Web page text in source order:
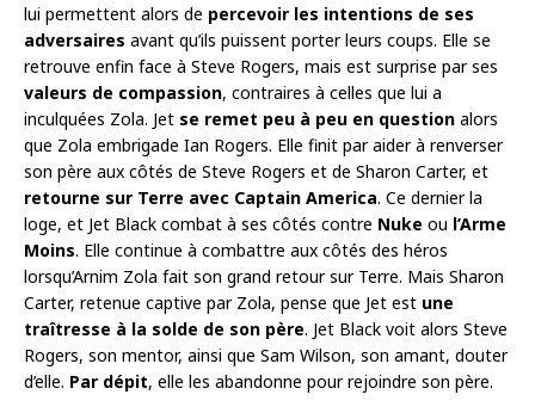
lui permettent alors de percevoir les intentions de ses
adversaires avant qu’ils puissent porter leurs coups. Elle se
retrouve enfin face à Steve Rogers, mais est surprise par ses
valeurs de compassion, contraires à celles que lui a
inculquées Zola. Jet se remet peu à peu en question alors
que Zola embrigade Ian Rogers. Elle finit par aider à renverser
son père aux côtés de Steve Rogers et de Sharon Carter, et
retourne sur Terre avec Captain America. Ce dernier la
loge, et Jet Black combat à ses côtés contre Nuke ou l’Arme
Moins. Elle continue à combattre aux côtés des héros
lorsqu’Arnim Zola fait son grand retour sur Terre. Mais Sharon
Carter, retenue captive par Zola, pense que Jet est une
traîtresse à la solde de son père. Jet Black voit alors Steve
Rogers, son mentor, ainsi que Sam Wilson, son amant, douter
d’elle. Par dépit, elle les abandonne pour rejoindre son père.